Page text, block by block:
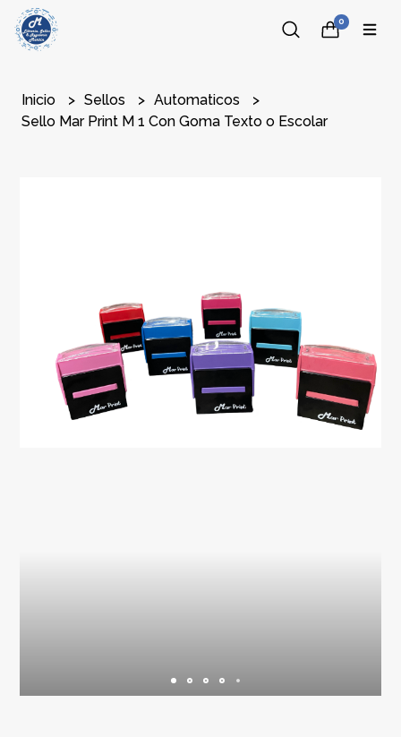
0
Inicio Sellos
Automaticos
Sello Mar Print M 1 Con Goma Texto o Escolar